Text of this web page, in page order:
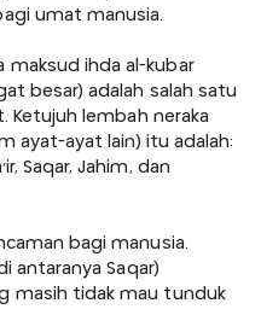
umat manusia.
maksud ihda al-kubar
besar) adalah salah satu
Ketujuh lembah neraka
ayat-ayat lain) itu adalah:
Saqar, Jahim, dan
bagi manusia.
antaranya Saqar)
masih tidak mau tunduk